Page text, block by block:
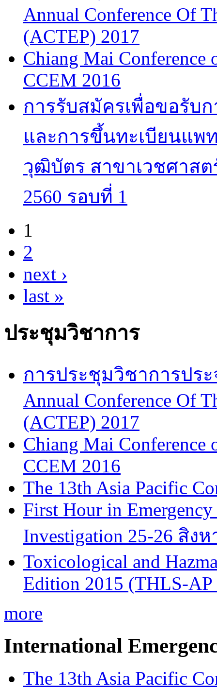
Annual Conference Of
(ACTEP) 2017
Chiang Mai Conference
CCEM 2016
การรับสมัครเพื่อขอรับ
และการขึ้นทะเบียนแพ
วุฒิบัตร สาขาเวชศาส
2560 รอบที่ 1
Pages
1
2
next ›
last »
ประชุมวิชาการ
การประชุมวิชาการปร
Annual Conference Of
(ACTEP) 2017
Chiang Mai Conference
CCEM 2016
The 13th Asia Pacific
First Hour in
Investigation 25-26 สิง
Toxicological and
Edition 2015 (THLS-AP
more
International
The 13th Asia Pacific